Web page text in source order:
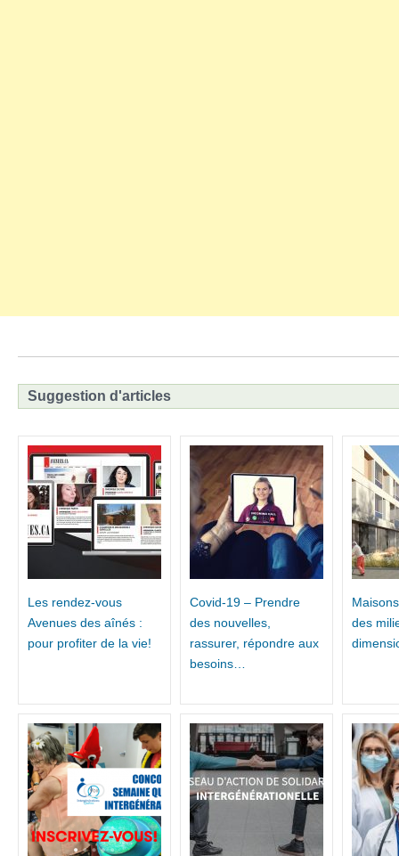
Suggestion d'articles
Les rendez-vous
Avenues des aînés :
pour profiter de la vie!
Covid-19 – Prendre
des nouvelles,
rassurer, répondre aux
besoins…
des